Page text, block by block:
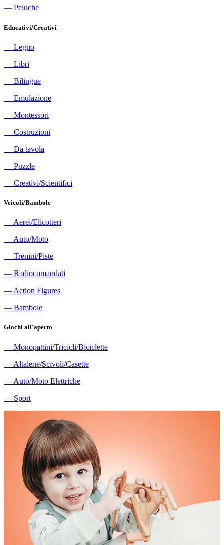
― Peluche
Educativi/Creativi
― Legno
― Libri
― Bilingue
― Emulazione
― Montessori
― Costruzioni
― Da tavola
― Puzzle
― Creativi/Scientifici
Veicoli/Bambole
― Aerei/Elicotteri
― Auto/Moto
― Trenini/Piste
― Radiocomandati
― Action Figures
― Bambole
Giochi all'aperto
― Monopattini/Tricicli/Biciclette
― Altalene/Scivoli/Casette
― Auto/Moto Elettriche
― Sport